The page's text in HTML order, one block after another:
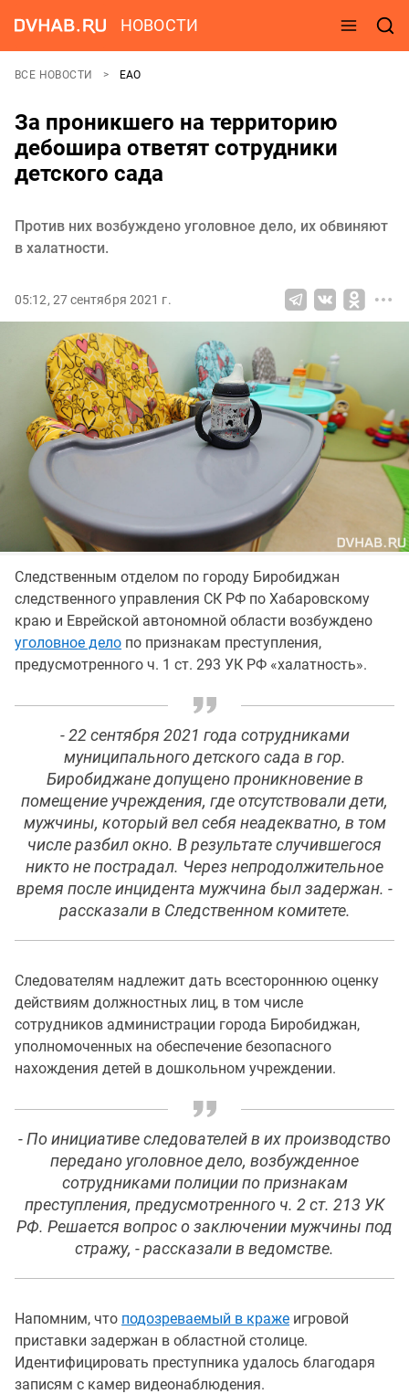
НОВОСТИ
ВСЕ НОВОСТИ ЕАО
За проникшего на территорию
дебошира ответят сотрудники
детского сада
Против них возбуждено уголовное дело, их обвиняют
в халатности.
05:12, 27 сентября 2021 г.
Следственным отделом по городу Биробиджан
следственного управления СК РФ по Хабаровскому
краю и Еврейской автономной области возбуждено
уголовное дело по признакам преступления,
предусмотренного ч. 1 ст. 293 УК РФ «халатность».
- 22 сентября 2021 года сотрудниками
муниципального детского сада в гор.
Биробиджане допущено проникновение в
помещение учреждения, где отсутствовали дети,
мужчины, который вел себя неадекватно, в том
числе разбил окно. В результате случившегося
никто не пострадал. Через непродолжительное
время после инцидента мужчина был задержан. -
рассказали в Следственном комитете.
Следователям надлежит дать всестороннюю оценку
действиям должностных лиц, в том числе
сотрудников администрации города Биробиджан,
уполномоченных на обеспечение безопасного
нахождения детей в дошкольном учреждении.
- По инициативе следователей в их производство
передано уголовное дело, возбужденное
сотрудниками полиции по признакам
преступления, предусмотренного ч. 2 ст. 213 УК
РФ. Решается вопрос о заключении мужчины под
стражу, - рассказали в ведомстве.
Напомним, что подозреваемый в краже игровой
приставки задержан в областной столице.
Идентифицировать преступника удалось благодаря
записям с камер видеонаблюдения.